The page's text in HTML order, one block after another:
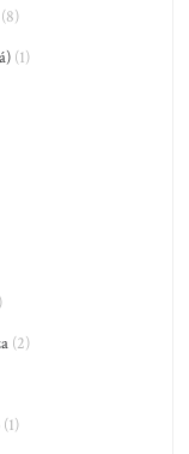
(8)
(1)
(2)
(1)